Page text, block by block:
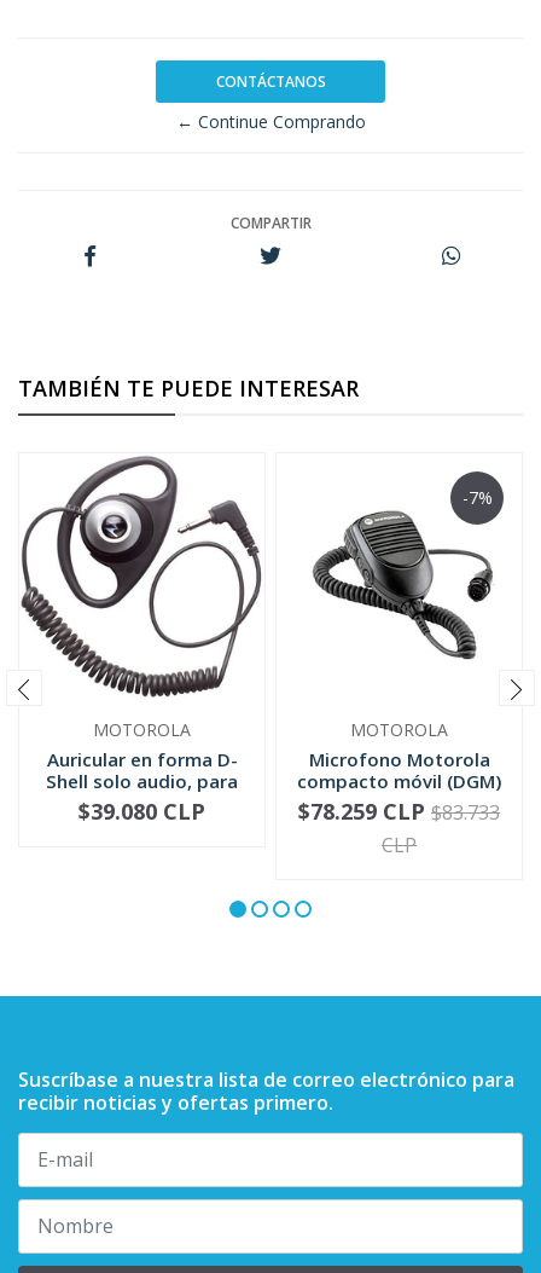
CONTÁCTANOS
← Continue Comprando
COMPARTIR
TAMBIÉN TE PUEDE INTERESAR
MOTOROLA
Auricular en forma D-
Shell solo audio, para
mic...
+
$39.080 CLP
-7%
MOTOROLA
Microfono Motorola
compacto móvil (DGM)
RMN5052
+
-
$78.259 CLP $83.733
CLP
Suscríbase a nuestra lista de correo electrónico para
recibir noticias y ofertas primero.